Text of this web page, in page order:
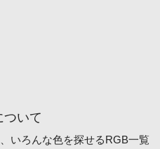
ついて
いろんな色を探せるRGB一覧